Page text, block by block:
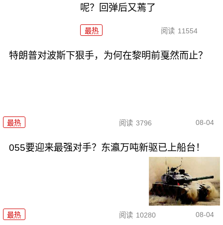
呢？回弹后又蔫了
最热 阅读 11554
特朗普对波斯下狠手，为何在黎明前戛然而止？
最热 阅读 3796 08-04
055要迎来最强对手？东瀛万吨新驱已上船台！
最热 阅读 10280 08-04